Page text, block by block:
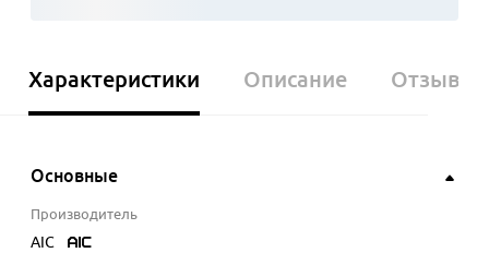
Характеристики Описание Отзывы
Основные
Производитель
AIC